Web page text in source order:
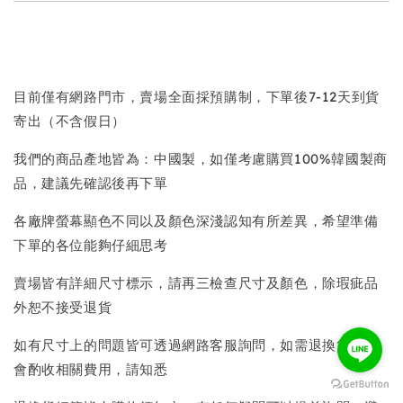
目前僅有網路門市，賣場全面採預購制，下單後7-12天到貨
寄出（不含假日）
我們的商品產地皆為：中國製，如僅考慮購買100%韓國製商
品，建議先確認後再下單
各廠牌螢幕顯色不同以及顏色深淺認知有所差異，希望準備
下單的各位能夠仔細思考
賣場皆有詳細尺寸標示，請再三檢查尺寸及顏色，除瑕疵品
外恕不接受退貨
如有尺寸上的問題皆可透過網路客服詢問，如需退換貨我們
會酌收相關費用，請知悉